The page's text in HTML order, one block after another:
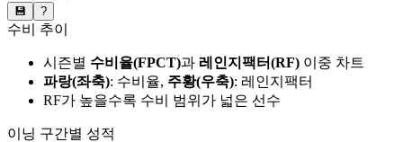
💾 ?
수비 추이
시즌별 수비율(FPCT)과 레인지팩터(RF) 이중 차트
파랑(좌축): 수비율, 주황(우축): 레인지팩터
RF가 높을수록 수비 범위가 넓은 선수
이닝 구간별 성적